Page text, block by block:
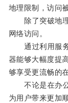
地理限制，访问
除了突破地理
网络访问。
通过利用服务
器能够大幅度提
够享受更流畅的
不论是在办公
为用户带来更加